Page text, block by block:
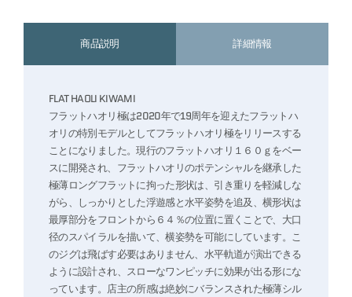
商品説明 詳細情報
FLAT HAOLI KIWAMI
フラットハオリ極は2020年で19周年を迎えたフラットハ
オリの特別モデルとしてフラットハオリ極をリリースする
ことになりました。現行のフラットハオリ１６０ｇをベー
スに開発され、フラットハオリのポテンシャルを継承した
極薄ロングフラットに拘った形状は、引き重りを軽減しな
がら、しっかりとした浮遊感と水平姿勢を追及、横形状は
最厚部分をフロントから６４％の位置に置くことで、大口
径のスパイラルを描いて、横姿勢を可能にしています。こ
のジグは飛ばす必要はありません、水平軌道が演出できる
ように設計され、スローなワンピッチに効果が出る形にな
っています。店主の所感は絶妙にバランスされた極薄シル